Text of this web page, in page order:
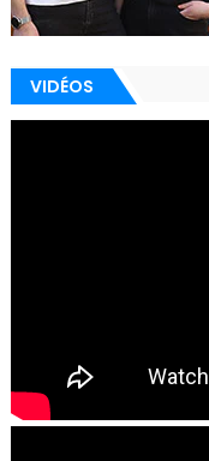
VIDÉOS